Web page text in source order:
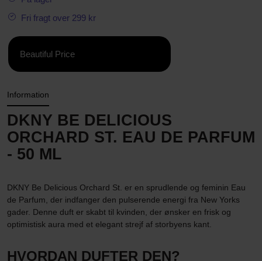
Fri fragt over 299 kr
Beautiful Price
Information
DKNY BE DELICIOUS
ORCHARD ST. EAU DE PARFUM
- 50 ML
DKNY Be Delicious Orchard St. er en sprudlende og feminin Eau
de Parfum, der indfanger den pulserende energi fra New Yorks
gader. Denne duft er skabt til kvinden, der ønsker en frisk og
optimistisk aura med et elegant strejf af storbyens kant.
HVORDAN DUFTER DEN?